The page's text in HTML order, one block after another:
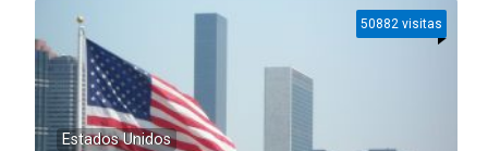
Estados Unidos
50882 visitas